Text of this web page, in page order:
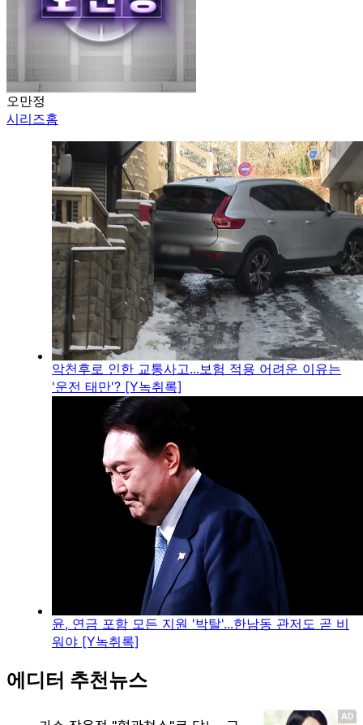
오만정
시리즈홈
악천후로 인한 교통사고...보험 적용 어려운 이유는
'운전 태만'? [Y녹취록]
윤, 연금 포함 모든 지원 '박탈'...한남동 관저도 곧 비
워야 [Y녹취록]
에디터 추천뉴스